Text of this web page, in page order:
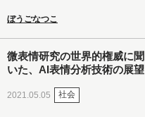
ぼうごなつこ
微表情研究の世界的権威に聞
いた、AI表情分析技術の展望
2021.05.05 社会